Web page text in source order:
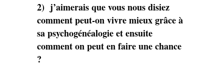
2) j’aimerais que vous nous disiez
comment peut-on vivre mieux grâce à
sa psychogénéalogie et ensuite
comment on peut en faire une chance
?